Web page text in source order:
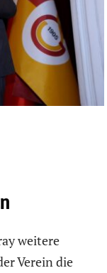
weitere
Verein die